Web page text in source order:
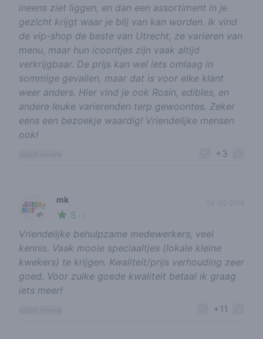
ineens ziet liggen, en dan een assortiment in je
gezicht krijgt waar je blij van kan worden. Ik vind
de vip-shop de beste van Utrecht, ze varieren van
menu, maar hun icoontjes zijn vaak altijd
verkrijgbaar. De prijs kan wel iets omlaag in
sommige gevallen, maar dat is voor elke klant
weer anders. Hier vind je ook Rosin, edibles, en
andere leuke varierenden terp gewoontes. Zeker
eens een bezoekje waardig! Vriendelijke mensen
ook!
+3
🌱
mk
5
Vriendelijke behulpzame medewerkers, veel
kennis. Vaak mooie speciaaltjes (lokale kleine
kwekers) te krijgen. Kwaliteit/prijs verhouding zeer
goed. Voor zulke goede kwaliteit betaal ik graag
iets meer!
+11